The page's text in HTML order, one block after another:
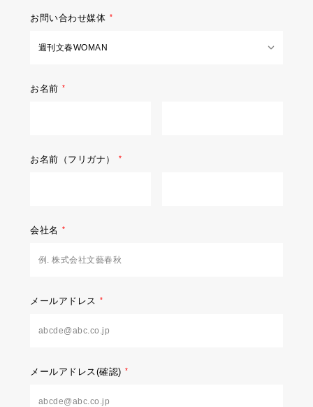
お問い合わせ媒体
お名前
お名前（フリガナ）
会社名
メールアドレス
メールアドレス(確認)